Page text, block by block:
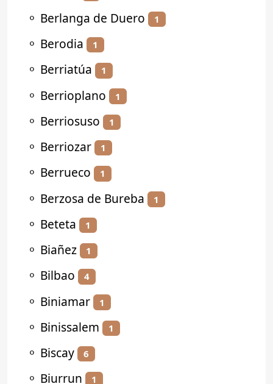
⚬ Berlanga de Duero 1
⚬ Berodia 1
⚬ Berriatúa 1
⚬ Berrioplano 1
⚬ Berriosuso 1
⚬ Berriozar 1
⚬ Berrueco 1
⚬ Berzosa de Bureba 1
⚬ Beteta 1
⚬ Biañez 1
⚬ Bilbao 4
⚬ Biniamar 1
⚬ Binissalem 1
⚬ Biscay 6
⚬ Biurrun 1